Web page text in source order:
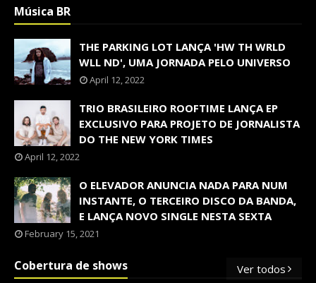
Música BR
THE PARKING LOT LANÇA 'HW TH WRLD
WLL ND', UMA JORNADA PELO UNIVERSO
April 12, 2022
TRIO BRASILEIRO ROOFTIME LANÇA EP
EXCLUSIVO PARA PROJETO DE JORNALISTA
DO THE NEW YORK TIMES
April 12, 2022
O ELEVADOR ANUNCIA NADA PARA NUM
INSTANTE, O TERCEIRO DISCO DA BANDA,
E LANÇA NOVO SINGLE NESTA SEXTA
February 15, 2021
Cobertura de shows Ver todos